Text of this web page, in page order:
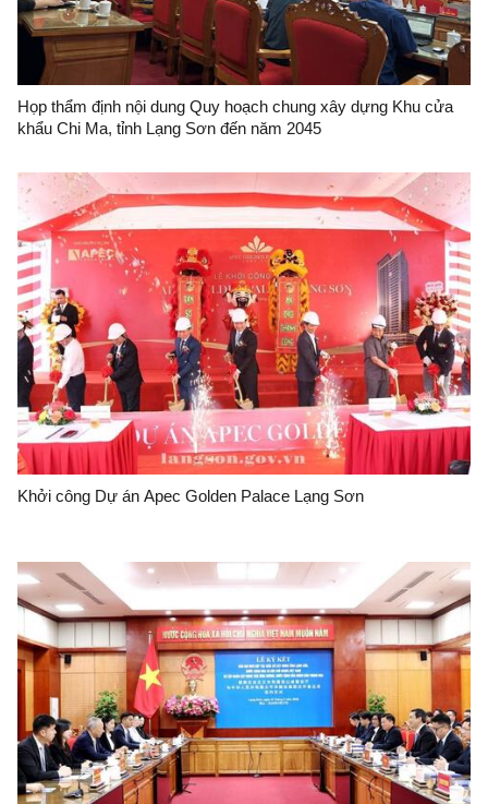
Họp thẩm định nội dung Quy hoạch chung xây dựng Khu cửa
khẩu Chi Ma, tỉnh Lạng Sơn đến năm 2045
Khởi công Dự án Apec Golden Palace Lạng Sơn